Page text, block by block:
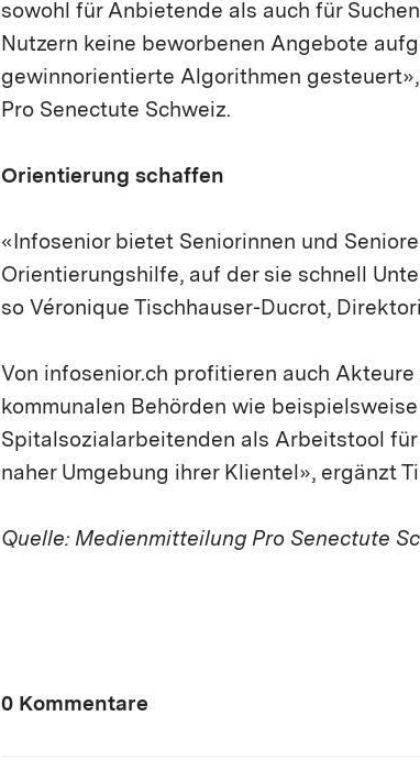
sowohl für Anbietende als auch für
Nutzern keine beworbenen Angebote
gewinnorientierte Algorithmen
Pro Senectute Schweiz.
Orientierung schaffen
«Infosenior bietet Seniorinnen und
Orientierungshilfe, auf der sie schnell
so Véronique Tischhauser-Ducrot,
Von infosenior.ch profitieren auch
kommunalen Behörden wie
Spitalsozialarbeitenden als Arbeitstool
naher Umgebung ihrer Klientel», ergänzt
Quelle: Medienmitteilung Pro Senectute
0 Kommentare